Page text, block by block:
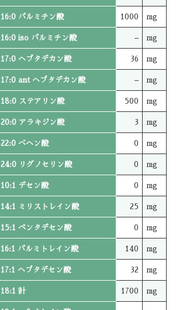
16:0 パルミチン酸 1000 mg
16:0 iso パルミチン酸 – mg
17:0 ヘプタデカン酸 36 mg
17:0 ant ヘプタデカン酸 – mg
18:0 ステアリン酸 500 mg
20:0 アラキジン酸 3 mg
22:0 ベヘン酸 0 mg
24:0 リグノセリン酸 0 mg
10:1 デセン酸 0 mg
14:1 ミリストレイン酸 25 mg
15:1 ペンタデセン酸 0 mg
16:1 パルミトレイン酸 140 mg
17:1 ヘプタデセン酸 32 mg
18:1 計 1700 mg